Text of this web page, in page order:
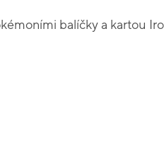
balíčky a kartou